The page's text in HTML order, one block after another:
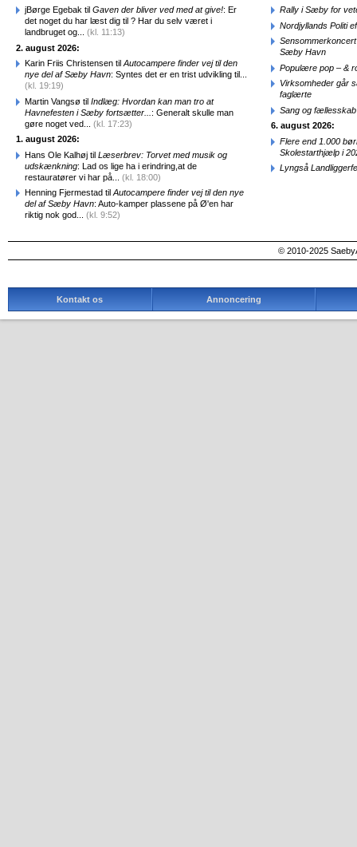
jBørge Egebak til Gaven der bliver ved med at give!: Er
det noget du har læst dig til ? Har du selv været i
landbruget og... (kl. 11:13)
2. august 2026:
Karin Friis Christensen til Autocampere finder vej til den
nye del af Sæby Havn: Syntes det er en trist udvikling til...
(kl. 19:19)
Martin Vangsø til Indlæg: Hvordan kan man tro at
Havnefesten i Sæby fortsætter... : Generalt skulle man
gøre noget ved... (kl. 17:23)
1. august 2026:
Hans Ole Kalhøj til Læserbrev: Torvet med musik og
udskænkning: Lad os lige ha i erindring,at de
restauratører vi har på... (kl. 18:00)
Henning Fjermestad til Autocampere finder vej til den nye
del af Sæby Havn: Auto-kamper plassene på Ø'en har
riktig nok god... (kl. 9:52)
Rally i Sæby for
Nordjyllands Politi
Sæby Havn
Populære pop – &
Virksomheder går
faglærte
Sang og
6. august 2026:
Flere end 1.000
Skolestarthjælp i
Lyngså
© 2010-2025
Kontakt os Annoncering